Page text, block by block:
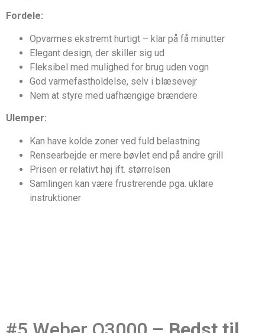
Fordele:
Opvarmes ekstremt hurtigt – klar på få minutter
Elegant design, der skiller sig ud
Fleksibel med mulighed for brug uden vogn
God varmefastholdelse, selv i blæsevejr
Nem at styre med uafhængige brændere
Ulemper:
Kan have kolde zoner ved fuld belastning
Rensearbejde er mere bøvlet end på andre grill
Prisen er relativt høj ift. størrelsen
Samlingen kan være frustrerende pga. uklare
instruktioner